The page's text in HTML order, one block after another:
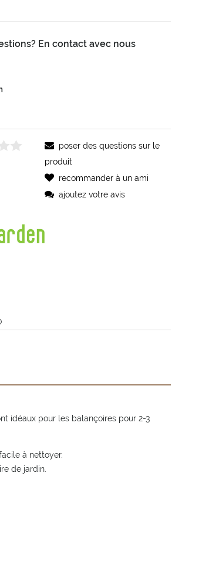
En contact avec nous
poser des questions sur le
produit
recommander à un ami
ajoutez votre avis
idéaux pour les balançoires pour 2-3
à nettoyer.
de jardin.